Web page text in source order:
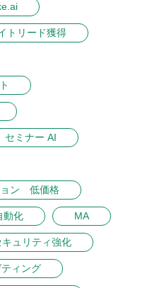
トリード獲得
セミナー AI
ョン 低価格
動化 MA
ュリティ強化
ィング